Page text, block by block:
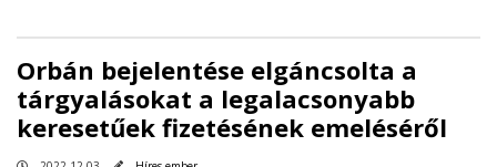
Orbán bejelentése elgáncsolta a
tárgyalásokat a legalacsonyabb
keresetűek fizetésének emeléséről